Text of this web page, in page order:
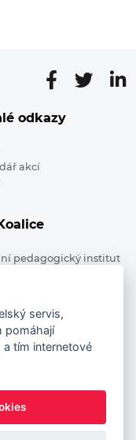
odkazy
akcí
pedagogický institut
reserved
the European
Agency (now
servis,
pomáhají
a tím internetové